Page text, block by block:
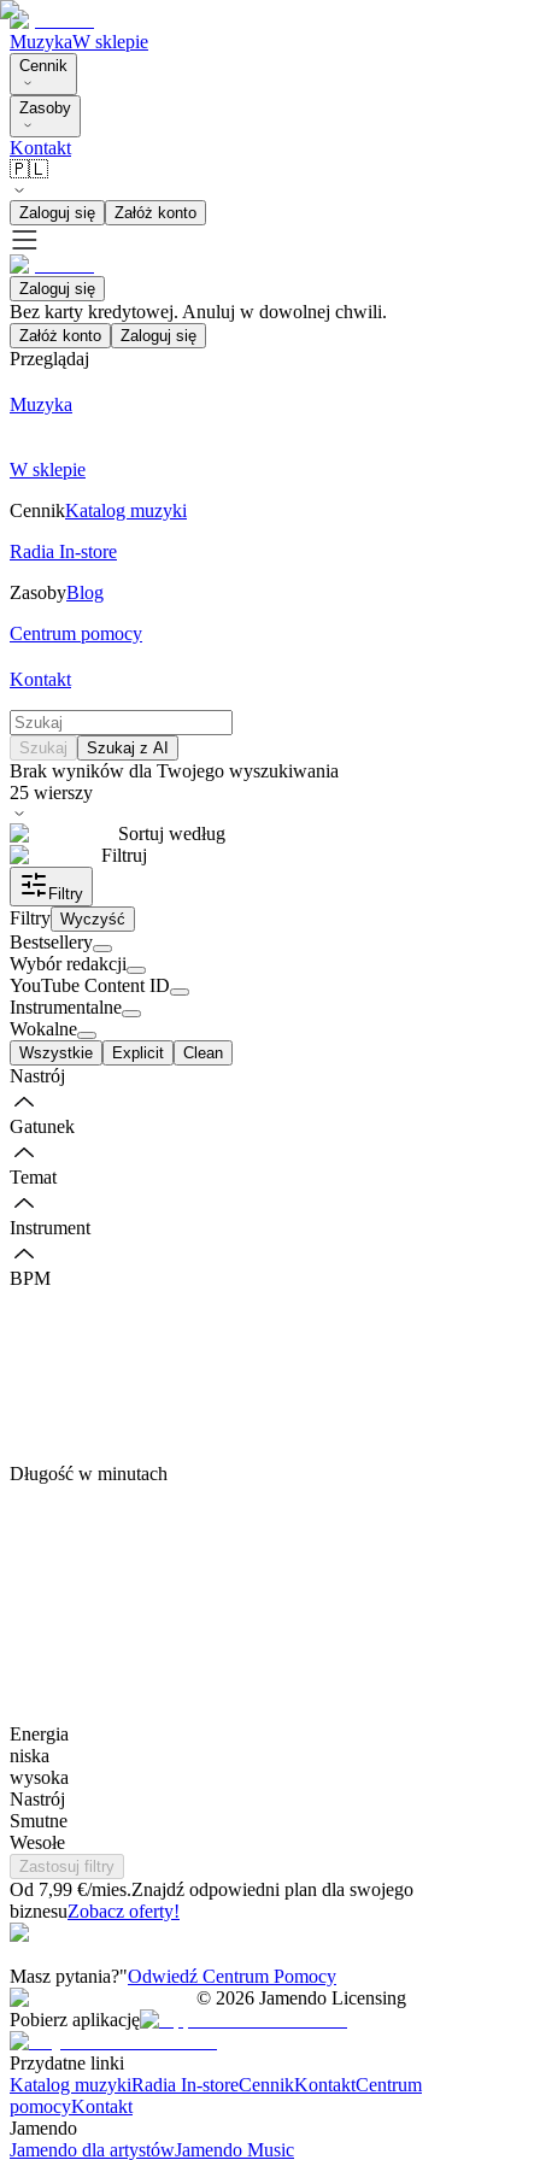
MuzykaW sklepie
Cennik
Zasoby
Kontakt
🇵🇱
Zaloguj się Załóż konto
Zaloguj się
Bez karty kredytowej. Anuluj w dowolnej chwili.
Załóż konto Zaloguj się
Przeglądaj
Muzyka
W sklepie
CennikKatalog muzyki
Radia In-store
ZasobyBlog
Centrum pomocy
Kontakt
Szukaj Szukaj z AI
Brak wyników dla Twojego wyszukiwania
25 wierszy
Sortuj według
Filtruj
Filtry
Filtry Wyczyść
Bestsellery
Wybór redakcji
YouTube Content ID
Instrumentalne
Wokalne
Wszystkie Explicit Clean
Nastrój
Gatunek
Temat
Instrument
BPM
Długość w minutach
Energia
niska
wysoka
Nastrój
Smutne
Wesołe
Zastosuj filtry
Od 7,99 €/mies.Znajdź odpowiedni plan dla swojego
biznesuZobacz oferty!
Masz pytania?"Odwiedź Centrum Pomocy
© 2026 Jamendo Licensing
Pobierz aplikację
Przydatne linki
Katalog muzykiRadia In-storeCennikKontaktCentrum
pomocyKontakt
Jamendo
Jamendo dla artystówJamendo Music